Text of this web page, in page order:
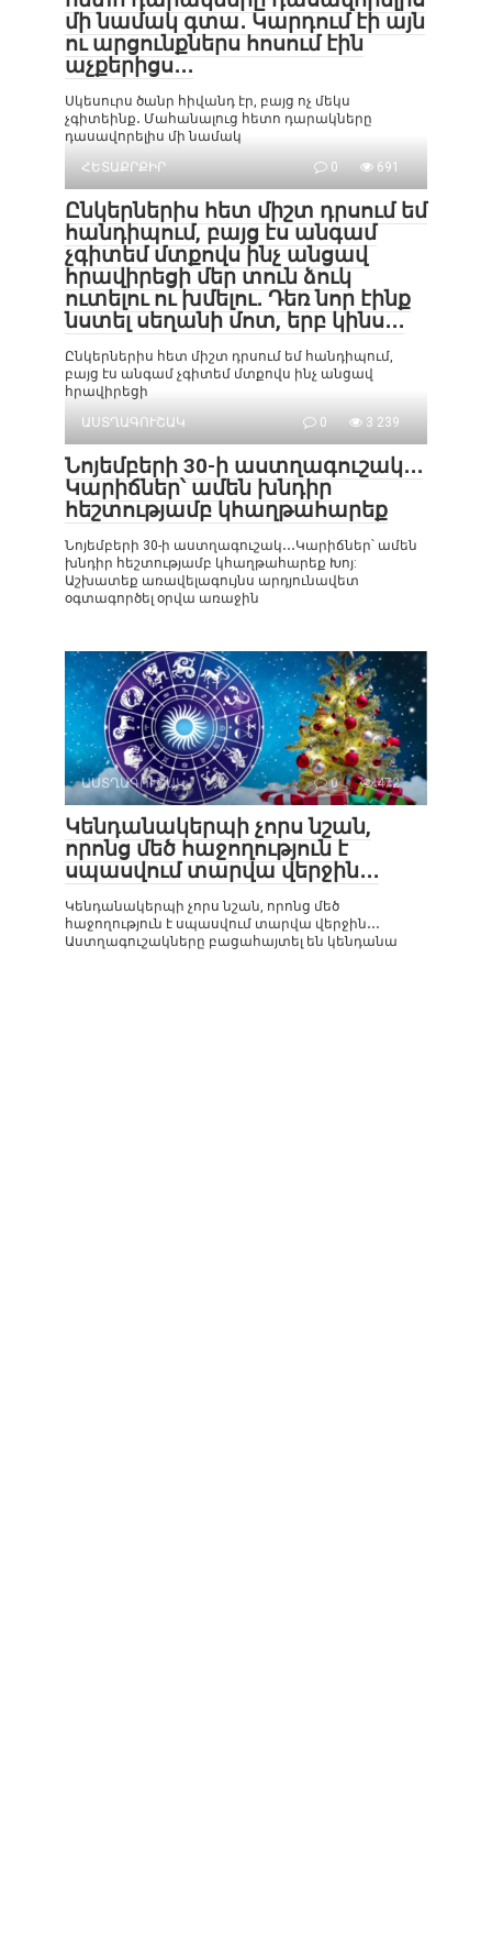
մի նամակ գտա․ Կարդում էի այն
ու արցունքներս հոսում էին
աչքերիցս․․․
Սկեսուրս ծանր հիվանդ էր, բայց ոչ մեկս
չգիտեինք․ Մահանալուց հետո դարակները
դասավորելիս մի նամակ
ՀԵՏԱՔՐՔԻՐ
0 691
Ընկերներիս հետ միշտ դրսում եմ
հանդիպում, բայց էս անգամ
չգիտեմ մտքովս ինչ անցավ
հրավիրեցի մեր տուն ձուկ
ուտելու ու խմելու․ Դեռ նոր էինք
նստել սեղանի մոտ, երբ կինս․․․
Ընկերներիս հետ միշտ դրսում եմ հանդիպում,
բայց էս անգամ չգիտեմ մտքովս ինչ անցավ
հրավիրեցի
ԱՍՏՂԱԳՈՒՇԱԿ
0 3 239
Նոյեմբերի 30-ի աստղագուշակ․․․
Կարիճներ՝ ամեն խնդիր
հեշտությամբ կհաղթահարեք
Նոյեմբերի 30-ի աստղագուշակ․․․Կարիճներ՝ ամեն
խնդիր հեշտությամբ կհաղթահարեք Խոյ:
Աշխատեք առավելագույնս արդյունավետ
օգտագործել օրվա առաջին
ԱՍՏՂԱԳՈՒՇԱԿ 0 472
Կենդանակերպի չորս նշան,
որոնց մեծ հաջողություն է
սպասվում տարվա վերջին․․․
Կենդանակերպի չորս նշան, որոնց մեծ
հաջողություն է սպասվում տարվա վերջին․․․
Աստղագուշակները բացահայտել են կենդանա